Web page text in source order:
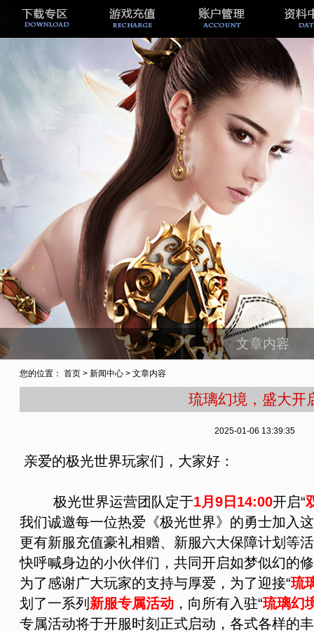
文章内容
您的位置： 首页 > 新闻中心 > 文章内容
琉璃幻境，盛大开
2025-01-06 13:39:35
亲爱的极光世界玩家们，大家好：
极光世界运营团队定于1月9日14:00开启“
我们诚邀每一位热爱《极光世界》的勇士加入
更有新服充值豪礼相赠、新服六大保障计划等
快呼喊身边的小伙伴们，共同开启如梦似幻的
为了感谢广大玩家的支持与厚爱，为了迎接“琉
划了一系列 新服专属活动 ，向所有入驻“琉璃幻
专属活动将于开服时刻正式启动，各式各样的